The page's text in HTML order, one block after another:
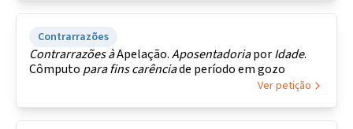
Contrarrazões
ContrarrazõesàApelação.AposentadoriaporIdade.
Cômputo parafinscarênciade período em gozo
Ver petição